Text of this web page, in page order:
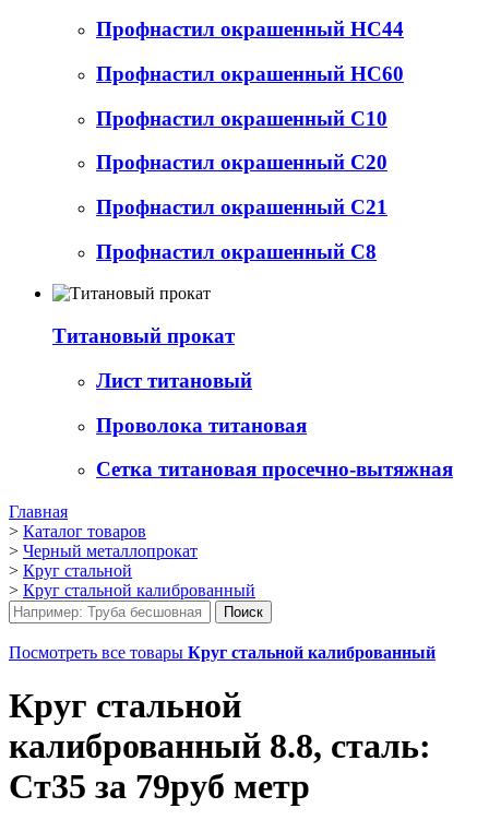
Профнастил окрашенный НС44
Профнастил окрашенный НС60
Профнастил окрашенный С10
Профнастил окрашенный С20
Профнастил окрашенный С21
Профнастил окрашенный С8
Титановый прокат
Лист титановый
Проволока титановая
Сетка титановая просечно-вытяжная
Главная
> Каталог товаров
> Черный металлопрокат
> Круг стальной
> Круг стальной калиброванный
Посмотреть все товары Круг стальной калиброванный
Круг стальной
калиброванный 8.8, сталь:
Ст35 за 79руб метр